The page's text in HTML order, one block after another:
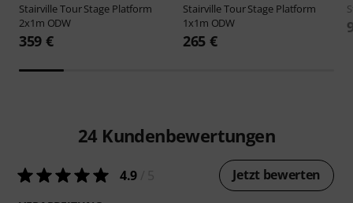
StairvilleTour Stage Platform
2x1m ODW
359 €
StairvilleTour Stage Platform
1x1m ODW
265 €
24 Kundenbewertungen
4.9 Jetzt bewerten